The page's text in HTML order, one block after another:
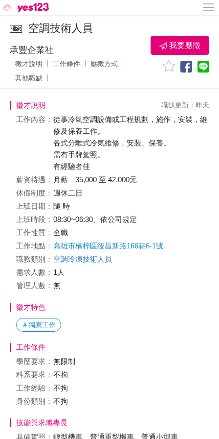
空調技術人員
承豐企業社
徵才說明 工作條件
應徵方式
其他職缺
我要應徵
徵才說明 職缺更新：昨天
工作內容： 從事冷氣空調設備或工程規劃，施作，安裝，維
修及保養工作。
各式分離式冷氣維修，安裝、保養。
需有手牌駕照。
有經驗者佳
薪資待遇： 月薪 35,000 至 42,000元
休假制度： 週休二日
上班日期： 隨 時
上班時段： 08:30~06:30、依公司規定
工作性質： 全職
工作地點： 高雄市楠梓區後昌新路166巷6-1號
職務類別： 空調冷凍技術人員
需求人數： 1人
管理人數： 無
徵才特色
＃獨家工作
工作條件
學歷要求： 無限制
科系要求： 不拘
工作經驗： 不拘
身份類別： 不拘
技能與求職專長
具備駕照： 輕型機車、普通重型機車、普通小型車